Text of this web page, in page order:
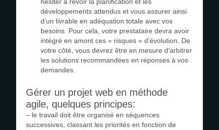
développements attendus et vous assurer ainsi
d’un livrable en adéquation totale avec vos
besoins. Pour cela, votre prestataire devra avoir
intégré en amont ces « risques » d’évolution. De
votre côté, vous devrez être en mesure d’arbitrer
les solutions recommandées en réponses à vos
demandes.
Gérer un projet web en méthode
agile, quelques principes:
– le travail doit être organisé en séquences
successives, classant les priorités en fonction de